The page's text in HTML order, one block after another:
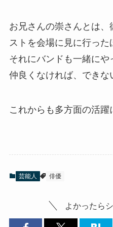
お兄さんの崇さんとは
ストを会場に見に行った
それにバンドも一緒にや
仲良くなければ、できな
これからも多方面の活躍
芸能人 俳優
よかったら